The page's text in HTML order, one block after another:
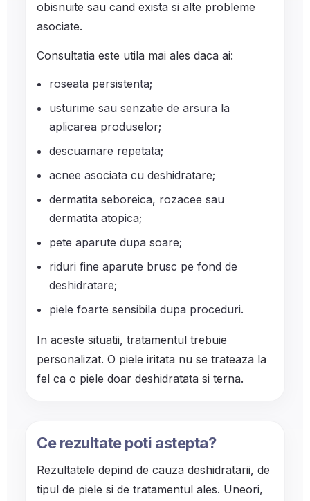
obisnuite sau cand exista si alte probleme
asociate.
Consultatia este utila mai ales daca ai:
roseata persistenta;
usturime sau senzatie de arsura la
aplicarea produselor;
descuamare repetata;
acnee asociata cu deshidratare;
dermatita seboreica, rozacee sau
dermatita atopica;
pete aparute dupa soare;
riduri fine aparute brusc pe fond de
deshidratare;
piele foarte sensibila dupa proceduri.
In aceste situatii, tratamentul trebuie
personalizat. O piele iritata nu se trateaza la
fel ca o piele doar deshidratata si terna.
Ce rezultate poti astepta?
Rezultatele depind de cauza deshidratarii, de
tipul de piele si de tratamentul ales. Uneori,